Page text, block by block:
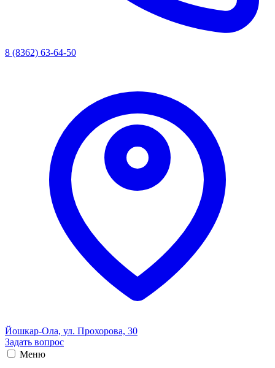
8 (8362) 63-64-50
Йошкар-Ола, ул. Прохорова, 30
Задать вопрос
Меню